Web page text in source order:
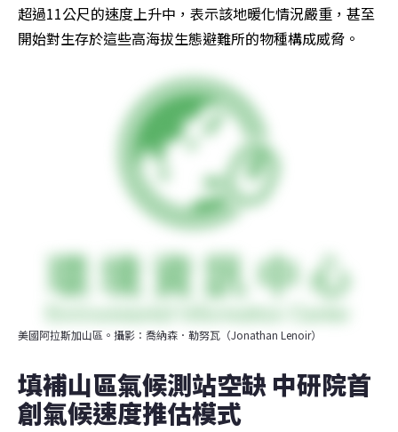
超過11公尺的速度上升中，表示該地暖化情況嚴重，甚至
開始對生存於這些高海拔生態避難所的物種構成威脅。
美國阿拉斯加山區。攝影：喬納森．勒努瓦（Jonathan Lenoir）
填補山區氣候測站空缺 中研院首
創氣候速度推估模式